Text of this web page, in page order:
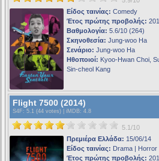
Είδος ταινίας: Comedy
Έτος πρώτης προβολής:
Βαθμολογία: 5.6/10 (264)
Σκηνοθεσία: Jung-woo Ha
Σενάριο: Jung-woo Ha
Ηθοποιοί: Kyoo-Hwan Choi,
Sin-cheol Kang
Flight 7500 (2014)
S4F : 5.1 (44 votes) | iMDB: 4.8
5.1/10
Πρεμιέρα Ελλάδα: 15/06/14
Είδος ταινίας: Drama | Horror
Έτος πρώτης προβολής: